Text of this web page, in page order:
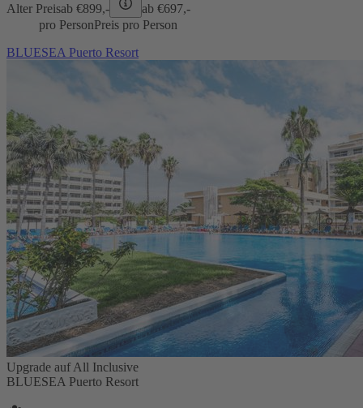
Alter Preisab €899,- ab €697,-
pro PersonPreis pro Person
BLUESEA Puerto Resort
Upgrade auf All Inclusive
BLUESEA Puerto Resort